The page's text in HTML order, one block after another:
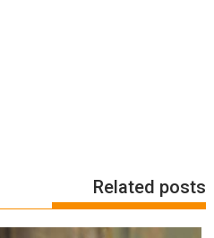
Related posts